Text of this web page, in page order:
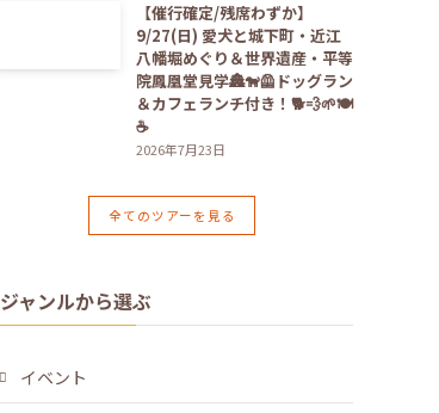
【催行確定/残席わずか】
9/27(日) 愛犬と城下町・近江
八幡堀めぐり＆世界遺産・平等
院鳳凰堂見学🏯🐕‍🦺ドッグラン
＆カフェランチ付き！🐕💨🌱🍽️
☕️
2026年7月23日
全てのツアーを見る
ジャンルから選ぶ
イベント